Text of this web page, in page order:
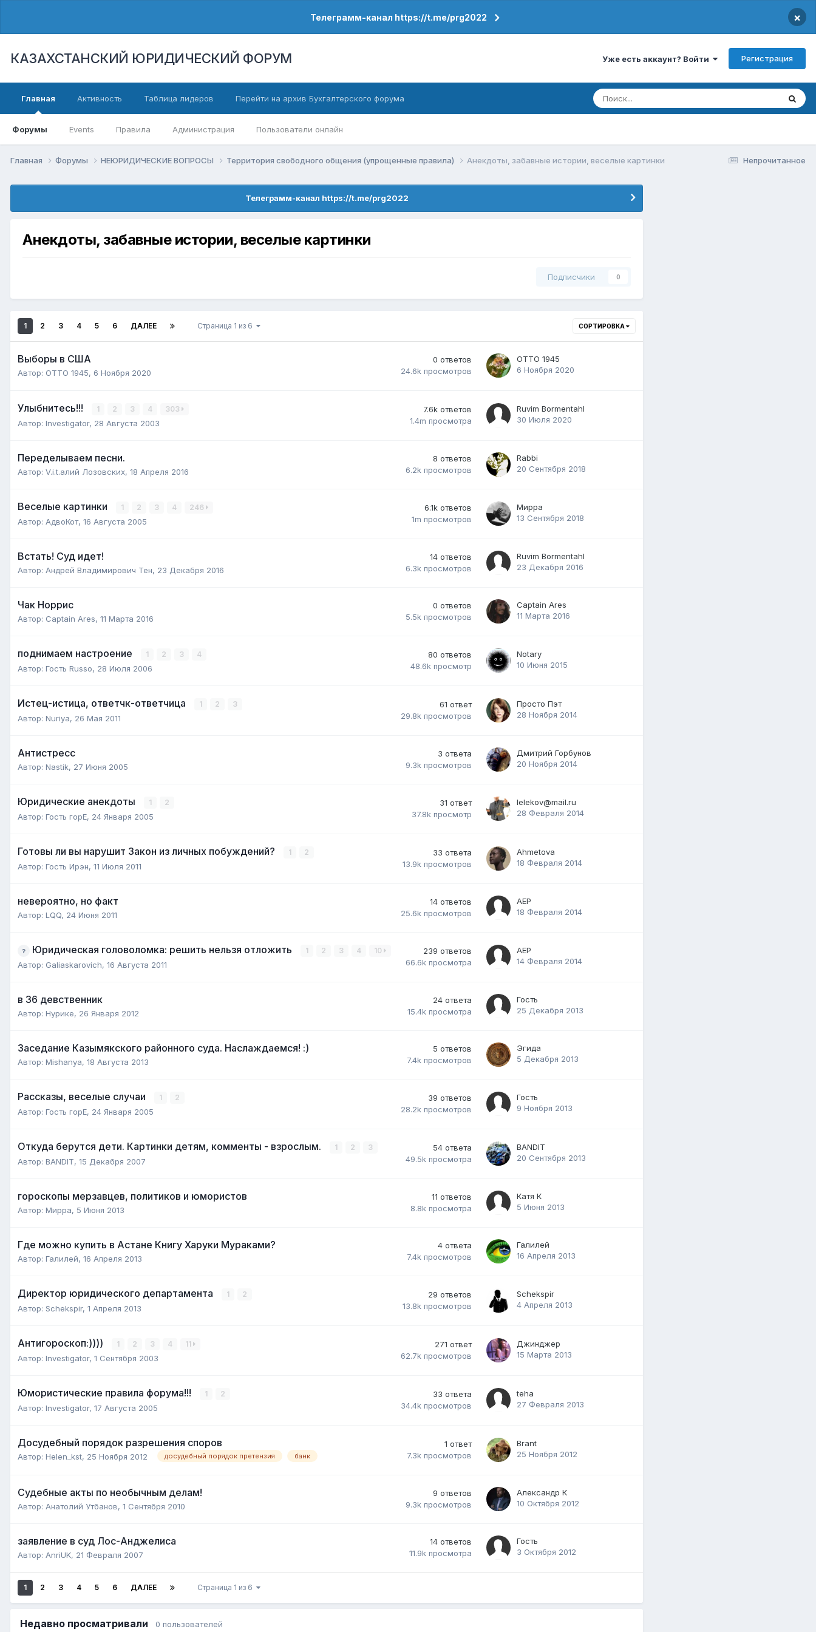
Телеграмм-канал https://t.me/prg2022 ×
КАЗАХСТАНСКИЙ ЮРИДИЧЕСКИЙ ФОРУМ Уже есть аккаунт? Войти Регистрация
Главная
Форумы Events Правила Администрация Пользователи онлайн
Активность Таблица лидеров Перейти на архив Бухгалтерского форума
Непрочитанное
Главная Форумы НЕЮРИДИЧЕСКИЕ ВОПРОСЫ Территория свободного общения (упрощенные правила) Анекдоты, забавные истории, веселые картинки
Телеграмм-канал https://t.me/prg2022
Анекдоты, забавные истории, веселые картинки
Подписчики 0
СОРТИРОВКА
1 2 3 4 5 6 ДАЛЕЕ Страница 1 из 6
Выборы в США
Автор: ОТТО 1945, 6 Ноября 2020
0 ответов
24.6k просмотров
ОТТО 1945
6 Ноября 2020
Улыбнитесь!!! 1 2 3 4 303
Автор: Investigator, 28 Августа 2003
7.6k ответов
1.4m просмотра
Ruvim Bormentahl
30 Июля 2020
Переделываем песни.
Автор: V.i.t.алий Лозовских, 18 Апреля 2016
8 ответов
6.2k просмотров
Rabbi
20 Сентября 2018
Веселые картинки 1 2 3 4 246
Автор: АдвоКот, 16 Августа 2005
6.1k ответов
1m просмотров
Мирра
13 Сентября 2018
Встать! Суд идет!
Автор: Андрей Владимирович Тен, 23 Декабря 2016
14 ответов
6.3k просмотров
Ruvim Bormentahl
23 Декабря 2016
Чак Норрис
Автор: Captain Ares, 11 Марта 2016
0 ответов
5.5k просмотров
Captain Ares
11 Марта 2016
поднимаем настроение 1 2 3 4
Автор: Гость Russo, 28 Июля 2006
80 ответов
48.6k просмотр
Notary
10 Июня 2015
Истец-истица, ответчк-ответчица 1 2 3
Автор: Nuriya, 26 Мая 2011
61 ответ
29.8k просмотров
Просто Пэт
28 Ноября 2014
Антистресс
Автор: Nastik, 27 Июня 2005
3 ответа
9.3k просмотров
Дмитрий Горбунов
20 Ноября 2014
Юридические анекдоты 1 2
Автор: Гость горЕ, 24 Января 2005
31 ответ
37.8k просмотр
lelekov@mail.ru
28 Февраля 2014
Готовы ли вы нарушит Закон из личных побуждений? 1 2
Автор: Гость Ирэн, 11 Июля 2011
33 ответа
13.9k просмотров
Ahmetova
18 Февраля 2014
невероятно, но факт
Автор: LQQ, 24 Июня 2011
14 ответов
25.6k просмотров
AEP
18 Февраля 2014
Юридическая головоломка: решить нельзя отложить 1 2 3 4 10
Автор: Galiaskarovich, 16 Августа 2011
239 ответов
66.6k просмотра
AEP
14 Февраля 2014
в 36 девственник
Автор: Нурике, 26 Января 2012
24 ответа
15.4k просмотра
Гость
25 Декабря 2013
Заседание Казымякского районного суда. Наслаждаемся! :)
Автор: Mishanya, 18 Августа 2013
5 ответов
7.4k просмотров
Эгида
5 Декабря 2013
Рассказы, веселые случаи 1 2
Автор: Гость горЕ, 24 Января 2005
39 ответов
28.2k просмотров
Гость
9 Ноября 2013
Откуда берутся дети. Картинки детям, комменты - взрослым. 1 2 3
Автор: BANDIT, 15 Декабря 2007
54 ответа
49.5k просмотра
BANDIT
20 Сентября 2013
гороскопы мерзавцев, политиков и юмористов
Автор: Мирра, 5 Июня 2013
11 ответов
8.8k просмотра
Катя К
5 Июня 2013
Где можно купить в Астане Книгу Харуки Мураками?
Автор: Галилей, 16 Апреля 2013
4 ответа
7.4k просмотров
Галилей
16 Апреля 2013
Директор юридического департамента 1 2
Автор: Schekspir, 1 Апреля 2013
29 ответов
13.8k просмотров
Schekspir
4 Апреля 2013
Антигороскоп:)))) 1 2 3 4 11
Автор: Investigator, 1 Сентября 2003
271 ответ
62.7k просмотров
Джинджер
15 Марта 2013
Юмористические правила форума!!! 1 2
Автор: Investigator, 17 Августа 2005
33 ответа
34.4k просмотров
teha
27 Февраля 2013
Досудебный порядок разрешения споров
Автор: Helen_kst, 25 Ноября 2012 досудебный порядок претензия банк
1 ответ
7.3k просмотров
Brant
25 Ноября 2012
Судебные акты по необычным делам!
Автор: Анатолий Утбанов, 1 Сентября 2010
9 ответов
9.3k просмотров
Александр К
10 Октября 2012
заявление в суд Лос-Анджелиса
Автор: AnriUK, 21 Февраля 2007
14 ответов
11.9k просмотра
Гость
3 Октября 2012
1 2 3 4 5 6 ДАЛЕЕ Страница 1 из 6
Недавно просматривали 0 пользователей